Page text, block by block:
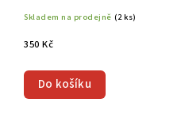
Skladem na prodejně (2 ks)
350 Kč
Do košíku